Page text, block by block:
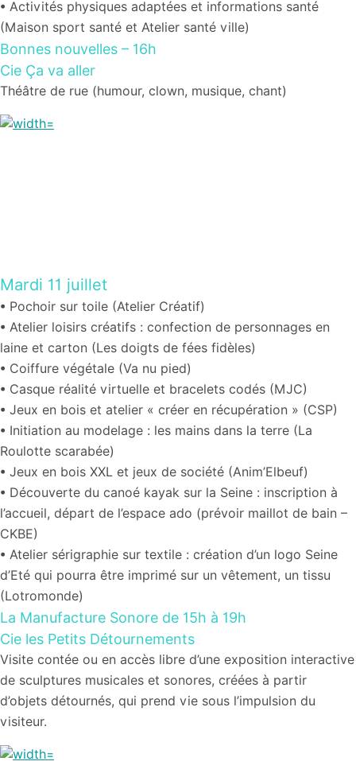
• Activités physiques adaptées et informations santé
(Maison sport santé et Atelier santé ville)
Bonnes nouvelles – 16h
Cie Ça va aller
Théâtre de rue (humour, clown, musique, chant)
Mardi 11 juillet
• Pochoir sur toile (Atelier Créatif)
• Atelier loisirs créatifs : confection de personnages en
laine et carton (Les doigts de fées fidèles)
• Coiffure végétale (Va nu pied)
• Casque réalité virtuelle et bracelets codés (MJC)
• Jeux en bois et atelier « créer en récupération » (CSP)
• Initiation au modelage : les mains dans la terre (La
Roulotte scarabée)
• Jeux en bois XXL et jeux de société (Anim’Elbeuf)
• Découverte du canoé kayak sur la Seine : inscription à
l’accueil, départ de l’espace ado (prévoir maillot de bain –
CKBE)
• Atelier sérigraphie sur textile : création d’un logo Seine
d’Eté qui pourra être imprimé sur un vêtement, un tissu
(Lotromonde)
La Manufacture Sonore de 15h à 19h
Cie les Petits Détournements
Visite contée ou en accès libre d’une exposition interactive
de sculptures musicales et sonores, créées à partir
d’objets détournés, qui prend vie sous l’impulsion du
visiteur.